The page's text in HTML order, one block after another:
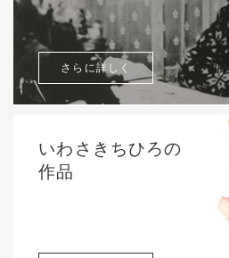
さらに詳しく
いわさきちひろの
作品